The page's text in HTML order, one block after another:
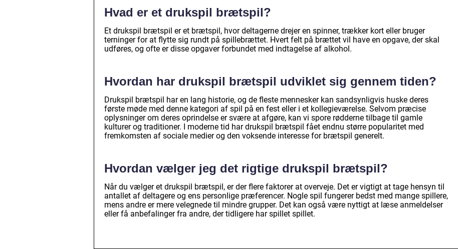
Hvad er et drukspil brætspil?
Et drukspil brætspil er et brætspil, hvor deltagerne drejer en spinner, trækker kort eller bruger
terninger for at flytte sig rundt på spillebrættet. Hvert felt på brættet vil have en opgave, der skal
udføres, og ofte er disse opgaver forbundet med indtagelse af alkohol.
Hvordan har drukspil brætspil udviklet sig gennem tiden?
Drukspil brætspil har en lang historie, og de fleste mennesker kan sandsynligvis huske deres
første møde med denne kategori af spil på en fest eller i et kollegieværelse. Selvom præcise
oplysninger om deres oprindelse er svære at afgøre, kan vi spore rødderne tilbage til gamle
kulturer og traditioner. I moderne tid har drukspil brætspil fået endnu større popularitet med
fremkomsten af sociale medier og den voksende interesse for brætspil generelt.
Hvordan vælger jeg det rigtige drukspil brætspil?
Når du vælger et drukspil brætspil, er der flere faktorer at overveje. Det er vigtigt at tage hensyn til
antallet af deltagere og ens personlige præferencer. Nogle spil fungerer bedst med mange spillere,
mens andre er mere velegnede til mindre grupper. Det kan også være nyttigt at læse anmeldelser
eller få anbefalinger fra andre, der tidligere har spillet spillet.